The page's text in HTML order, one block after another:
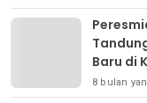
Baru di
8 bulan